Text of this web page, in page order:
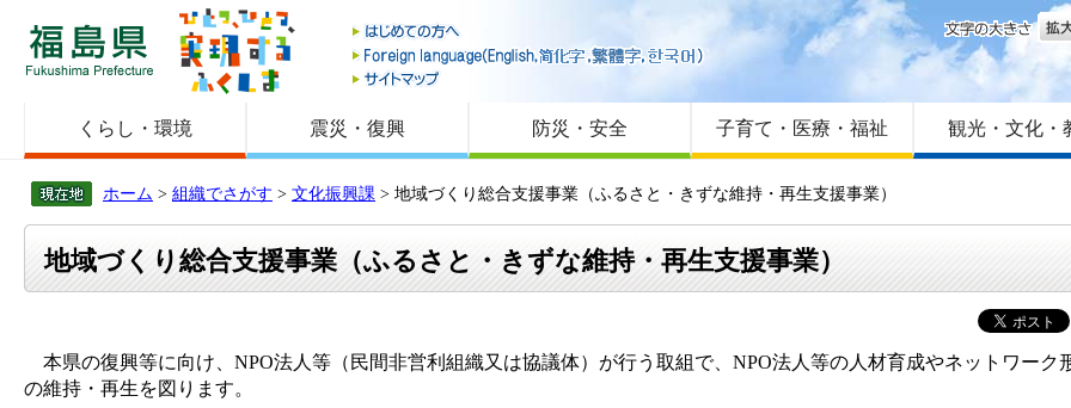
福島県
はじめての方へ
Foreign language
サイトマップ
文字
くらし・環境 震災・復興 防災・安全 子育て・医療・福祉 観光・文化・
ホーム > 組織でさがす > 文化振興課 > 地域づくり総合支援事業（ふるさと・きずな維持・再生支援事業）
地域づくり総合支援事業（ふるさと・きずな維持・再生支援事業）
本県の復興等に向け、NPO法人等（民間非営利組織又は協議体）が行う取組で、NPO法人等の人材育成やネットワー
の維持・再生を図ります。